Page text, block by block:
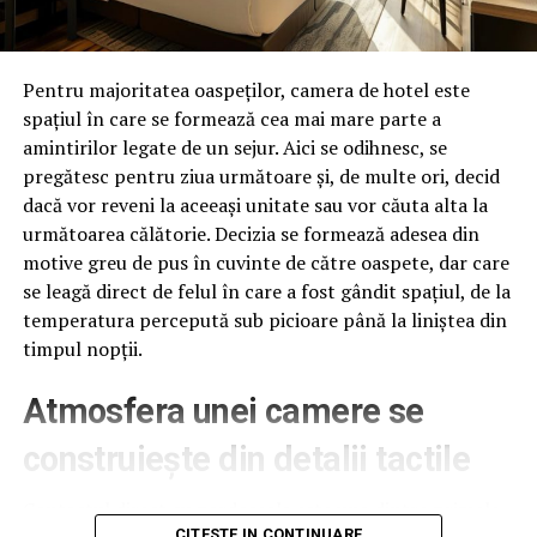
unor persoane suspectate de comiterea infracţiunilor de
proxenetism. La activităţi au participat și cadre ale
Brigăzii de Combatere a Crimei Organizate şi luptători
din Serviciul Poliției de Intervenţii Rapide, acestea fiind
coordonate de procurori din cadrul Parchetului de pe
lângă Judecătoria Câmpina.
Roadele
Pentru majoritatea oaspeților, camera de hotel este
spațiul în care se formează cea mai mare parte a
amintirilor legate de un sejur. Aici se odihnesc, se
pregătesc pentru ziua următoare și, de multe ori, decid
dacă vor reveni la aceeași unitate sau vor căuta alta la
următoarea călătorie. Decizia se formează adesea din
motive greu de pus în cuvinte de către oaspete, dar care
se leagă direct de felul în care a fost gândit spațiul, de la
temperatura percepută sub picioare până la liniștea din
timpul nopții.
Atmosfera unei camere se
construiește din detalii tactile
Contactul direct cu pardoseala este una dintre primele